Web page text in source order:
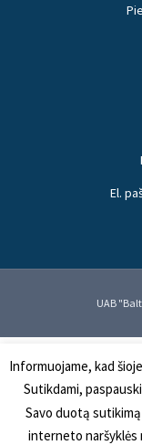
El.
UAB
Informuojame, kad
Sutikdami,
Savo duotą
interneto naršyklės